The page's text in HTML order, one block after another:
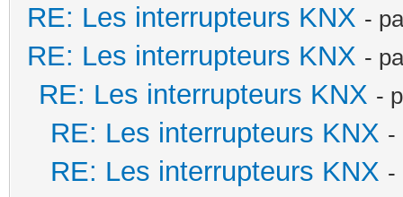
RE: Les interrupteurs KNX -
RE: Les interrupteurs KNX -
RE: Les interrupteurs KNX -
RE: Les interrupteurs KNX -
RE: Les interrupteurs KNX -